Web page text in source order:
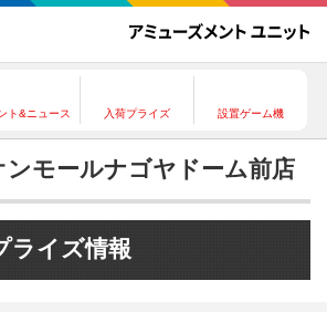
ト&ニュース 入荷プライズ 設置ゲーム機
モールナゴヤドーム前店
ライズ情報